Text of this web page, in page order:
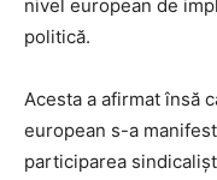
nivel european de
politică.
Acesta a afirmat însă
european s-a
participarea